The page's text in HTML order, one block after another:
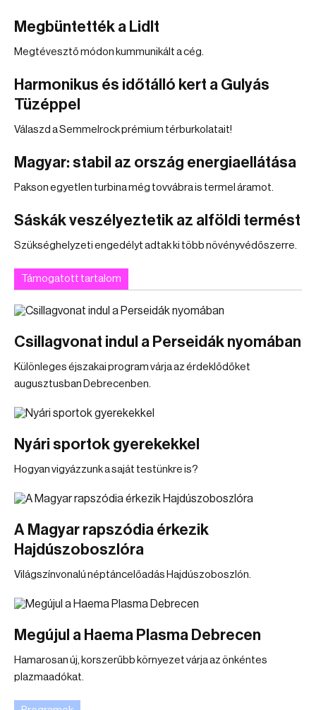
Megbüntették a Lidlt
Megtévesztő módon kummunikált a cég.
Harmonikus és időtálló kert a Gulyás
Tüzéppel
Válaszd a Semmelrock prémium térburkolatait!
Magyar: stabil az ország energiaellátása
Pakson egyetlen turbina még tovvábra is termel áramot.
Sáskák veszélyeztetik az alföldi termést
Szükséghelyzeti engedélyt adtak ki több növényvédőszerre.
Támogatott tartalom
Csillagvonat indul a Perseidák nyomában
Különleges éjszakai program várja az érdeklődőket
augusztusban Debrecenben.
Nyári sportok gyerekekkel
Hogyan vigyázzunk a saját testünkre is?
A Magyar rapszódia érkezik
Hajdúszoboszlóra
Világszínvonalú néptáncelőadás Hajdúszoboszlón.
Megújul a Haema Plasma Debrecen
Hamarosan új, korszerűbb környezet várja az önkéntes
plazmaadókat.